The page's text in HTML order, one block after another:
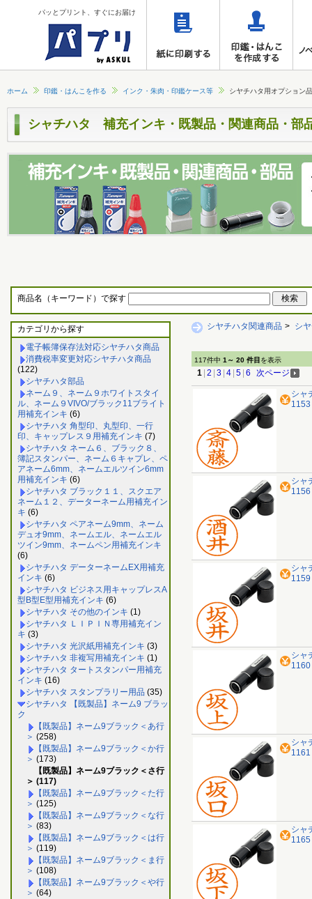
パッとプリント、すぐにお届け
ホーム 印鑑・はんこを作る インク・朱肉・印鑑ケース等 シヤチハタ用オプション品
シャチハタ 補充インキ・既製品・関連商品・部
商品名（キーワード）で探す
カテゴリから探す
電子帳簿保存法対応シヤチハタ商品
消費税率変更対応シヤチハタ商品
(122)
シヤチハタ部品
ネーム９、ネーム９ホワイトスタイ
ル、ネーム９VIVO/ブラック11ブライト
用補充インキ (6)
シヤチハタ 角型印、丸型印、一行
印、キャップレス９用補充インキ (7)
シヤチハタ ネーム６、ブラック８、
簿記スタンパー、ネーム６キャプレ、ペ
アネーム6mm、ネームエルツイン6mm
用補充インキ (6)
シヤチハタ ブラック１１、スクエア
ネーム１２、データーネーム用補充イン
キ (6)
シヤチハタ ペアネーム9mm、ネーム
デュオ9mm、ネームエル、ネームエル
ツイン9mm、ネームペン用補充インキ
(6)
シヤチハタ データーネームEX用補充
インキ (6)
シヤチハタ ビジネス用キャップレスA
型B型E型用補充インキ (6)
シヤチハタ その他のインキ (1)
シヤチハタ ＬＩＰＩＮ専用補充イン
キ (3)
シヤチハタ 光沢紙用補充インキ (3)
シヤチハタ 非複写用補充インキ (1)
シヤチハタ タートスタンパー用補充
インキ (16)
シヤチハタ スタンプラリー用品 (35)
シヤチハタ 【既製品】ネーム9 ブラッ
ク
【既製品】ネーム9ブラック＜あ行
＞ (258)
【既製品】ネーム9ブラック＜か行
＞ (173)
【既製品】ネーム9ブラック＜さ行
＞ (117)
【既製品】ネーム9ブラック＜た行
＞ (125)
【既製品】ネーム9ブラック＜な行
＞ (83)
【既製品】ネーム9ブラック＜は行
＞ (119)
【既製品】ネーム9ブラック＜ま行
＞ (108)
【既製品】ネーム9ブラック＜や行
＞ (64)
シヤチハタ関連商品 > シ
117件中 1～ 20 件目 を表示
1 2 3 4 5 6 次ページ
シャ
シャ
シャ
シャ
シャ
シャ